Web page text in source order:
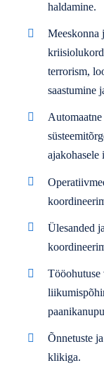
haldamine.
Meeskonna
terrorism,
saastumine
ajakohasele
Ülesanded
Tööohutuse
Õnnetuste
klikiga.